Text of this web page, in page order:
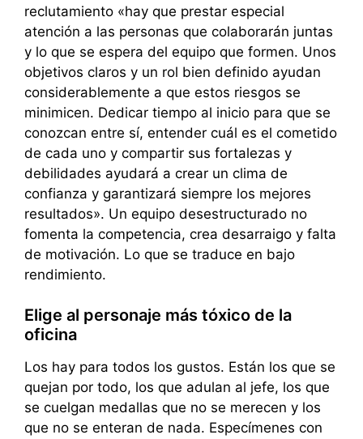
reclutamiento «hay que prestar especial
atención a las personas que colaborarán juntas
y lo que se espera del equipo que formen. Unos
objetivos claros y un rol bien definido ayudan
considerablemente a que estos riesgos se
minimicen. Dedicar tiempo al inicio para que se
conozcan entre sí, entender cuál es el cometido
de cada uno y compartir sus fortalezas y
debilidades ayudará a crear un clima de
confianza y garantizará siempre los mejores
resultados». Un equipo desestructurado no
fomenta la competencia, crea desarraigo y falta
de motivación. Lo que se traduce en bajo
rendimiento.
Elige al personaje más tóxico de la
oficina
Los hay para todos los gustos. Están los que se
quejan por todo, los que adulan al jefe, los que
se cuelgan medallas que no se merecen y los
que no se enteran de nada. Especímenes con